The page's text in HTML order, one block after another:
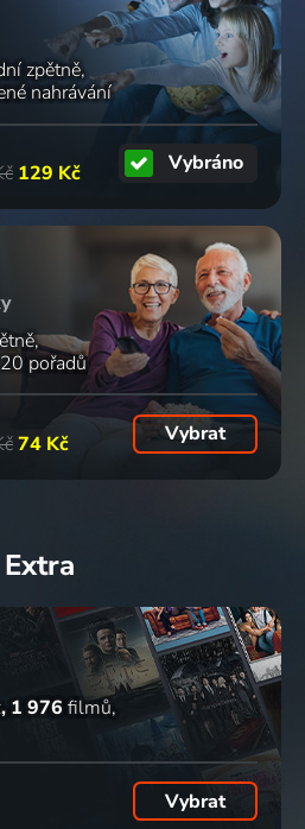
%
1991 | Itálie, USA | Western, Komedie
51%
svých pět
švestek
1983 | Francie | Komedie
50%
Případ s
černým
vzadu
1992 | Československo | Krimi
z
Moje
místa:
Pavel
Nový
U stánku
Moje
Nela
Boudová
Slavní lidé
Tomáš
Matonoha
Slavní lidé
Místo
Schimanski
zpětně
nahrávání
129 Kč Vybráno
pořadů
74 Kč Vybrat
Extra
1 976 filmů
Vybrat